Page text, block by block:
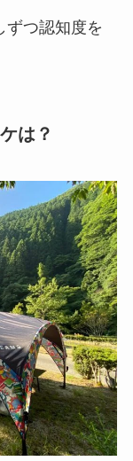
ずつ認知度を
は？